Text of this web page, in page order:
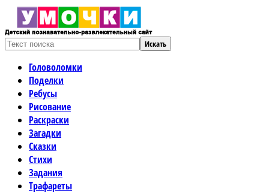
Искать
Головоломки
Поделки
Ребусы
Рисование
Раскраски
Загадки
Сказки
Стихи
Задания
Трафареты